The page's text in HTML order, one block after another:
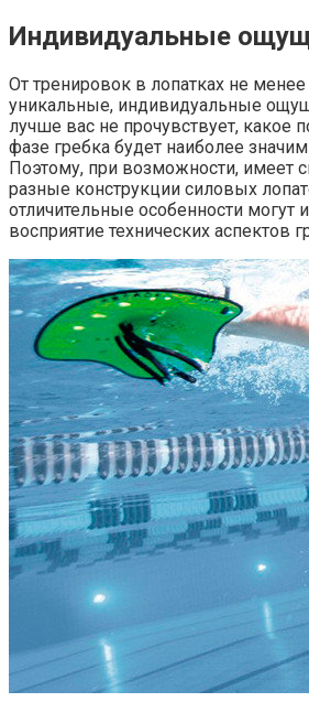
Индивидуальные
От тренировок в лопатках не
уникальные, индивидуальные
лучше вас не прочувствует, какое
фазе гребка будет наиболее
Поэтому, при возможности, имеет
разные конструкции силовых
отличительные особенности могут
восприятие технических аспектов